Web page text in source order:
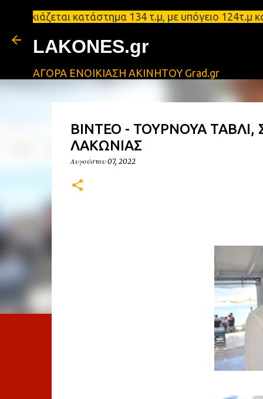
κατάστημα 134 τ.μ, με υπόγειο 124τ.μ
LAKONES.gr
ΑΓΟΡΑ ΕΝΟΙΚΙΑΣΗ ΑΚΙΝΗΤΟΥ Grad.gr
ΒΙΝΤΕΟ - ΤΟΥΡΝΟΥΑ
ΛΑΚΩΝΙΑΣ
Αυγούστου 07, 2022